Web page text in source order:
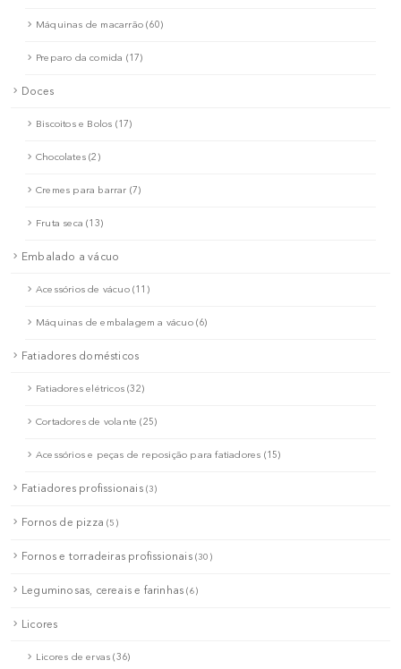
Máquinas de macarrão (60)
Preparo da comida (17)
Doces
Biscoitos e Bolos (17)
Chocolates (2)
Cremes para barrar (7)
Fruta seca (13)
Embalado a vácuo
Acessórios de vácuo (11)
Máquinas de embalagem a vácuo (6)
Fatiadores domésticos
Fatiadores elétricos (32)
Cortadores de volante (25)
Acessórios e peças de reposição para fatiadores (15)
Fatiadores profissionais (3)
Fornos de pizza(5)
Fornos e torradeiras profissionais (30)
Leguminosas, cereais e farinhas(6)
Licores
Licores de ervas (36)